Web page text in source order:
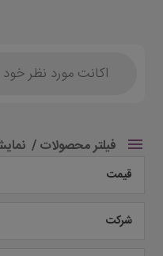
search
فیلتر محصولات
قیمت
شرکت